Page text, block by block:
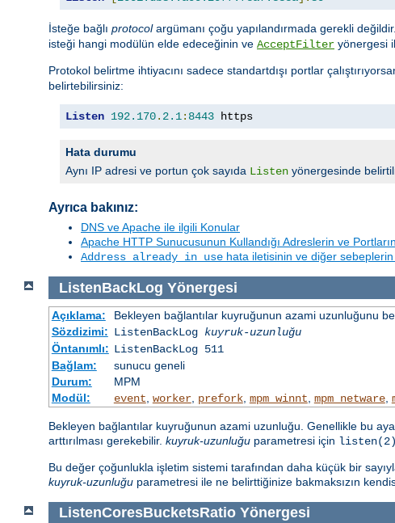
İsteğe bağlı protocolargümanı çoğu yapılandırmada gerekli
isteği hangi modülün elde edeceğinin ve AcceptFilter yönergesi
Protokol belirtme ihtiyacını sadece standartdışı portlar
belirtebilirsiniz:
Listen 192.170. 2.1: 8443 https
Hata durumu
Aynı IP adresi ve portun çok sayıda Listen yönergesinde
Ayrıca bakınız:
DNS ve Apache ile ilgili Konular
Apache HTTP Sunucusunun Kullandığı Adreslerin ve
Address already in use hata iletisinin ve diğer sebeplerin
ListenBackLog Yönergesi
Açıklama:
Bekleyen bağlantılar kuyruğunun azami uzunluğunu
Sözdizimi: ListenBackLog kuyruk-uzunluğu
Öntanımlı: ListenBackLog 511
Bağlam:
sunucu geneli
Durum:
MPM
Modül:
event, worker, prefork, mpm_winnt, mpm_netware,
Bekleyen bağlantılar kuyruğunun azami uzunluğu. Genellikle bu
arttırılması gerekebilir. kuyruk-uzunluğu parametresi için listen(2)
Bu değer çoğunlukla işletim sistemi tarafından daha küçük bir
kuyruk-uzunluğu parametresi ile ne belirttiğinize bakmaksızın
ListenCoresBucketsRatio Yönergesi